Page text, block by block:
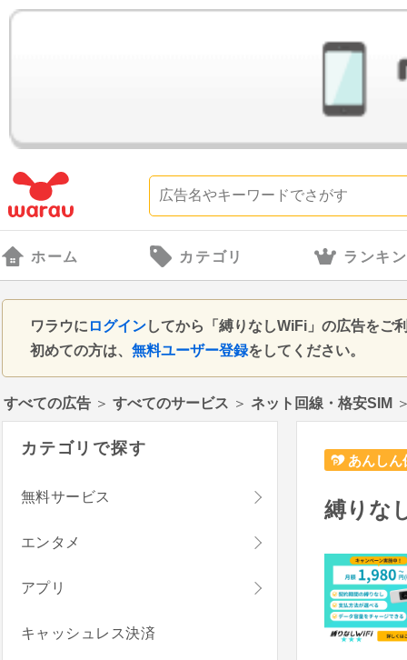
ホーム カテゴリ ランキ
ワラウに ログインしてから「縛りなしWiFi」の広告をご
初めての方は、 無料ユーザー登録をしてください。
すべての広告 ＞ すべてのサービス ＞ ネット回線・格安SIM
あんしん
縛りな
カテゴリで探す
無料サービス
エンタメ
アプリ
キャッシュレス決済